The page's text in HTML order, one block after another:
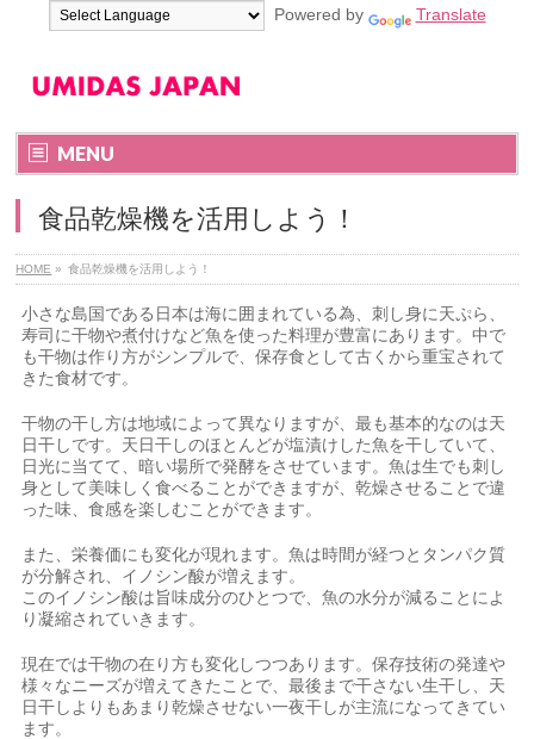
Powered by Translate
MENU
食品乾燥機を活用しよう！
HOME » 食品乾燥機を活用しよう！
小さな島国である日本は海に囲まれている為、刺し身に天ぷら、
寿司に干物や煮付けなど魚を使った料理が豊富にあります。中で
も干物は作り方がシンプルで、保存食として古くから重宝されて
きた食材です。
干物の干し方は地域によって異なりますが、最も基本的なのは天
日干しです。天日干しのほとんどが塩漬けした魚を干していて、
日光に当てて、暗い場所で発酵をさせています。魚は生でも刺し
身として美味しく食べることができますが、乾燥させることで違
った味、食感を楽しむことができます。
また、栄養価にも変化が現れます。魚は時間が経つとタンパク質
が分解され、イノシン酸が増えます。
このイノシン酸は旨味成分のひとつで、魚の水分が減ることによ
り凝縮されていきます。
現在では干物の在り方も変化しつつあります。保存技術の発達や
様々なニーズが増えてきたことで、最後まで干さない生干し、天
日干しよりもあまり乾燥させない一夜干しが主流になってきてい
ます。